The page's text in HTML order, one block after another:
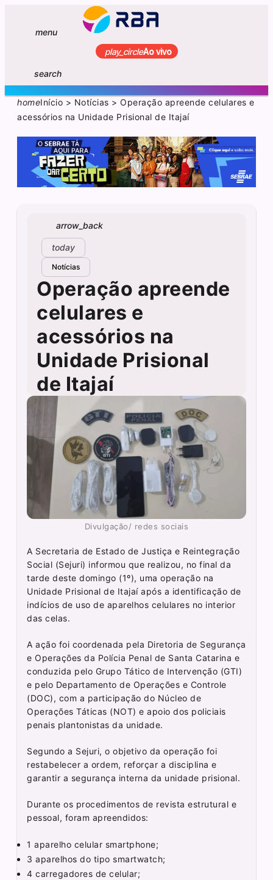
menu
play_circleAo vivo
search
homeInício > Notícias >Operação apreende celulares e
acessórios na Unidade Prisional de Itajaí
arrow_back
today
Notícias
Operação apreende
celulares e
acessórios na
Unidade Prisional
de Itajaí
Divulgação/ redes sociais
A Secretaria de Estado de Justiça e Reintegração
Social (Sejuri) informou que realizou, no final da
tarde deste domingo (1º), uma operação na
Unidade Prisional de Itajaí após a identificação de
indícios de uso de aparelhos celulares no interior
das celas.
A ação foi coordenada pela Diretoria de Segurança
e Operações da Polícia Penal de Santa Catarina e
conduzida pelo Grupo Tático de Intervenção (GTI)
e pelo Departamento de Operações e Controle
(DOC), com a participação do Núcleo de
Operações Táticas (NOT) e apoio dos policiais
penais plantonistas da unidade.
Segundo a Sejuri, o objetivo da operação foi
restabelecer a ordem, reforçar a disciplina e
garantir a segurança interna da unidade prisional.
Durante os procedimentos de revista estrutural e
pessoal, foram apreendidos:
1 aparelho celular smartphone;
3 aparelhos do tipo smartwatch;
4 carregadores de celular;